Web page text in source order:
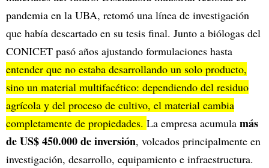
pandemia en la UBA, retomó una línea de investigación
que había descartado en su tesis final. Junto a biólogas del
CONICET pasó años ajustando formulaciones hasta
entender que no estaba desarrollando un solo producto,
sino un material multifacético: dependiendo del residuo
agrícola y del proceso de cultivo, el material cambia
completamente de propiedades. La empresa acumula más
de US$ 450.000 de inversión, volcados principalmente en
investigación, desarrollo, equipamiento e infraestructura.